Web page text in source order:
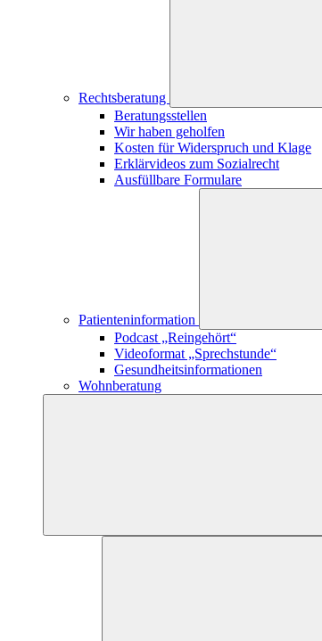
Rechtsberatung
Beratungsstellen
Wir haben geholfen
Kosten für Widerspruch und Klage
Erklärvideos zum Sozialrecht
Ausfüllbare Formulare
Patienteninformation
Podcast „Reingehört“
Videoformat „Sprechstunde“
Gesundheitsinformationen
Wohnberatung